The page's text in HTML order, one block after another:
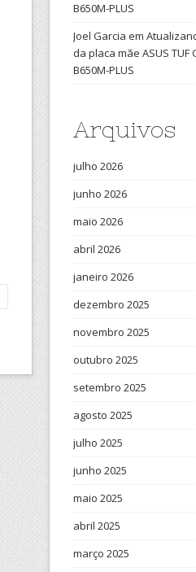
B650M-PLUS
Joel Garcia em
da placa mãe ASUS TUF
B650M-PLUS
Arquivos
julho 2026
junho 2026
maio 2026
abril 2026
janeiro 2026
dezembro 2025
novembro 2025
outubro 2025
setembro 2025
agosto 2025
julho 2025
junho 2025
maio 2025
abril 2025
março 2025